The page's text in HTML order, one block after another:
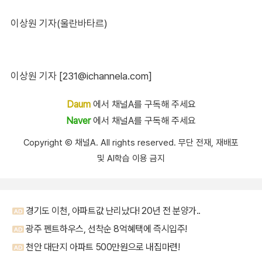
이상원 기자(울란바타르)
이상원 기자 [231@ichannela.com]
Daum에서 채널A를 구독해 주세요
Naver에서 채널A를 구독해 주세요
Copyright Ⓒ 채널A. All rights reserved. 무단 전재, 재배포
및 AI학습 이용 금지